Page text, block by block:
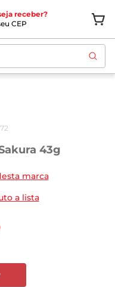
receber?
CEP
43g
marca
a lista